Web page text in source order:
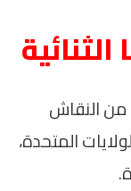
من النقاش
المتحدة،